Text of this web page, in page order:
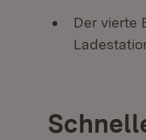
Der vierte